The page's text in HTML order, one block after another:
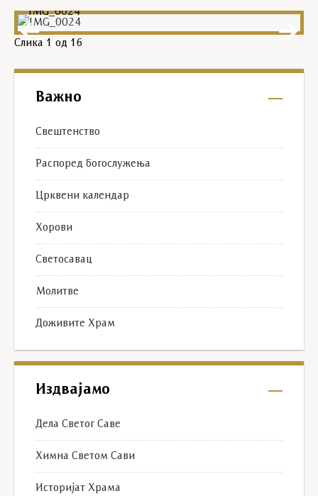
IMG_0024
Слика 1 од 16
Важно
Свештенство
Распоред богослужења
Црквени календар
Хорови
Светосавац
Молитве
Доживите Храм
Издвајамо
Дела Светог Саве
Химна Светом Сави
Историјат Храма